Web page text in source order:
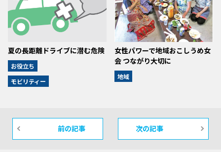
夏の長距離ドライブに潜む危険
お役立ち
モビリティー
女性パワーで地域おこしうめ女
会 つながり大切に
地域
前の記事 次の記事